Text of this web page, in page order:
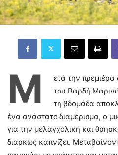
Μ ετά την
του Βαρδή
τη βδομάδα
ένα ανάστατο διαμέρισμα, ο
για την μελαγχολική και
διαρκώς καπνίζει.